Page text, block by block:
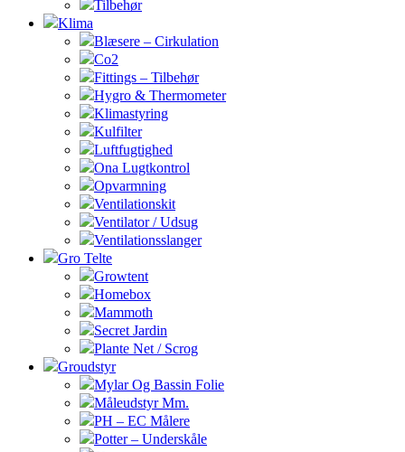
Tilbehør
Klima
Blæsere – Cirkulation
Co2
Fittings – Tilbehør
Hygro & Thermometer
Klimastyring
Kulfilter
Luftfugtighed
Ona Lugtkontrol
Opvarmning
Ventilationskit
Ventilator / Udsug
Ventilationsslanger
Gro Telte
Growtent
Homebox
Mammoth
Secret Jardin
Plante Net / Scrog
Groudstyr
Mylar Og Bassin Folie
Måleudstyr Mm.
PH – EC Målere
Potter – Underskåle